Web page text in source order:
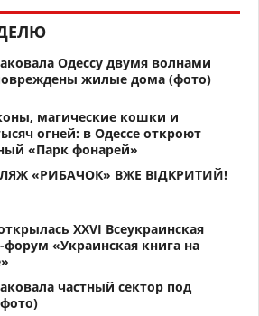
Одессу двумя волнами
жилые дома (фото)
магические кошки и
огней: в Одессе откроют
«Парк фонарей»
«РИБАЧОК» ВЖЕ ВІДКРИТИЙ!
XXVI Всеукраинская
форум «Украинская книга на
частный сектор под